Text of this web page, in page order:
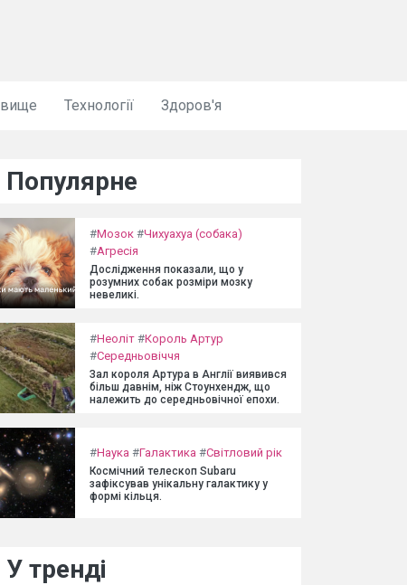
Технології Здоров'я
Популярне
#Мозок #Чихуахуа (собака)
#Агресія
Дослідження показали, що у
розумних собак розміри мозку
невеликі.
#Неоліт #Король Артур
#Середньовіччя
Зал короля Артура в Англії виявився
більш давнім, ніж Стоунхендж, що
належить до середньовічної епохи.
#Наука #Галактика #Світловий рік
Космічний телескоп Subaru
зафіксував унікальну галактику у
формі кільця.
У тренді